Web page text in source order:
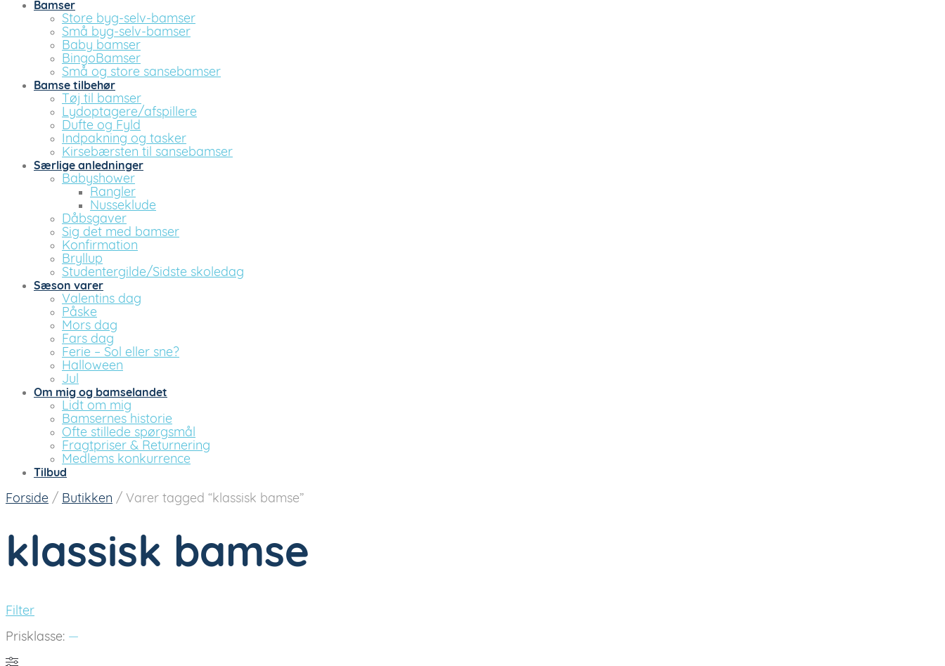
Bamser
Store byg-selv-bamser
Små byg-selv-bamser
Baby bamser
BingoBamser
Små og store sansebamser
Bamse tilbehør
Tøj til bamser
Lydoptagere/afspillere
Dufte og Fyld
Indpakning og tasker
Kirsebærsten til sansebamser
Særlige anledninger
Babyshower
Rangler
Nusseklude
Dåbsgaver
Sig det med bamser
Konfirmation
Bryllup
Studentergilde/Sidste skoledag
Sæson varer
Valentins dag
Påske
Mors dag
Fars dag
Ferie – Sol eller sne?
Halloween
Jul
Om mig og bamselandet
Lidt om mig
Bamsernes historie
Ofte stillede spørgsmål
Fragtpriser & Returnering
Medlems konkurrence
Tilbud
Forside / Butikken / Varer tagged “klassisk bamse”
klassisk bamse
Filter
Prisklasse: —